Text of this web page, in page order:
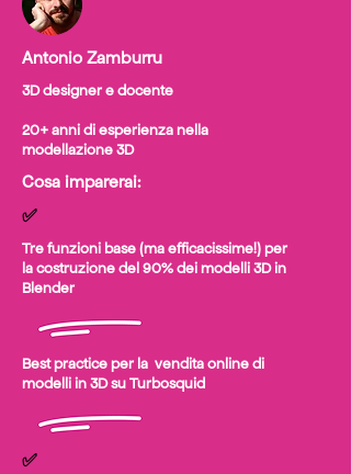
Antonio Zamburru
3D designer e docente
20+ anni di esperienza nella
modellazione 3D
Cosa imparerai:
✅
Tre funzioni base (ma efficacissime!) per
la costruzione del 90% dei modelli 3D in
Blender
Best practice per la vendita online di
modelli in 3D su Turbosquid
✅